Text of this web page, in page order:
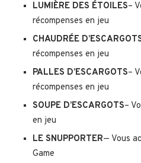
LUMIÈRE DES ÉTOILES–
récompenses en jeu
CHAUDRÉE
récompenses en jeu
PALLES D’ESCARGOTS–
récompenses en jeu
SOUPE D’ESCARGOTS–
en jeu
LE SNUPPORTER— Vous
Game